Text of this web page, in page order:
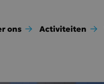
ons Activiteiten